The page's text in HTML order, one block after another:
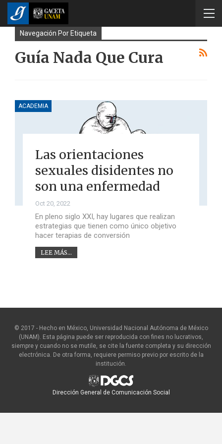
Navegación Por Etiqueta
Guía Nada Que Cura
ACADEMIA
Las orientaciones
sexuales disidentes no
son una enfermedad
Oct 20, 2022
En pleno siglo XXI, hay lugares que realizan
estrategias que tienen como único objetivo
hacer terapias de conversión
LEE MÁS...
© 2017 - Hecho en México, Universidad Nacional Autónoma de México
(UNAM). Esta página puede ser reproducida con fines no lucrativos,
siempre y cuando no se mutile, se cite la fuente completa y su dirección
electrónica. De otra forma, requiere permiso previo por escrito de la
institución.
Dirección General de Comunicación Social